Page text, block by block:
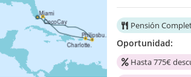
Pensión
Oportunidad:
Hasta 775€